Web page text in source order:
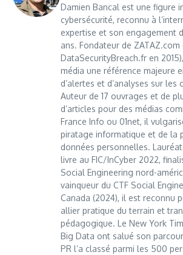
Damien Bancal est une figure
cybersécurité, reconnu à
expertise et son engagement
ans. Fondateur de ZATAZ.com
DataSecurityBreach.fr en
média une référence majeure
d’alertes et d’analyses sur les
Auteur de 17 ouvrages et de
d’articles pour des médias
France Info ou 01net, il
piratage informatique et de la
données personnelles.
livre au FIC/InCyber 2022,
Social Engineering nord-
vainqueur du CTF Social
Canada (2024), il est reconnu
allier pratique du terrain et
pédagogique. Le New York
Big Data ont salué son
PR l’a classé parmi les 500